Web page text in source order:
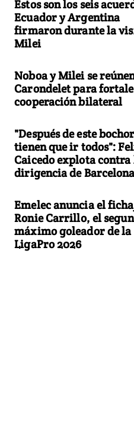
Estos son los seis
Ecuador y Argentina
firmaron durante la
Milei
Noboa y Milei se
Carondelet para
cooperación bilateral
"Después de este
tienen que ir todos":
Caicedo explota contra
dirigencia de
Emelec anuncia el
Ronie Carrillo, el
máximo goleador de la
LigaPro 2026